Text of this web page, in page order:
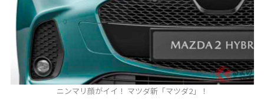
ニンマリ顔がイイ！ マツダ新「マツダ2」！